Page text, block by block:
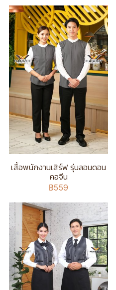
เสื้อพนักงานเสิร์ฟ รุ่นลอนดอน
คอจีน
฿559